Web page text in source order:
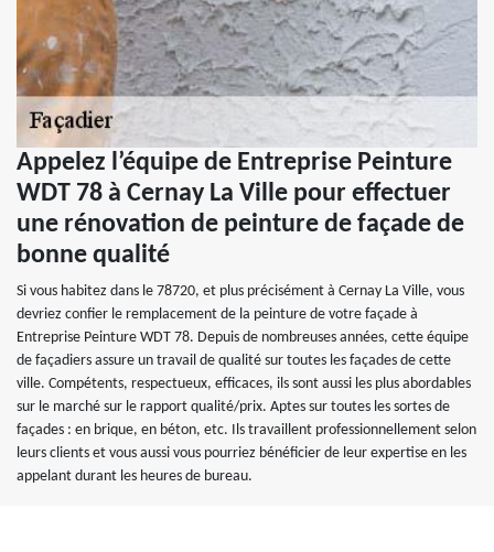
Appelez l’équipe de Entreprise Peinture
WDT 78 à Cernay La Ville pour effectuer
une rénovation de peinture de façade de
bonne qualité
Si vous habitez dans le 78720, et plus précisément à Cernay La Ville, vous
devriez confier le remplacement de la peinture de votre façade à
Entreprise Peinture WDT 78. Depuis de nombreuses années, cette équipe
de façadiers assure un travail de qualité sur toutes les façades de cette
ville. Compétents, respectueux, efficaces, ils sont aussi les plus abordables
sur le marché sur le rapport qualité/prix. Aptes sur toutes les sortes de
façades : en brique, en béton, etc. Ils travaillent professionnellement selon
leurs clients et vous aussi vous pourriez bénéficier de leur expertise en les
appelant durant les heures de bureau.